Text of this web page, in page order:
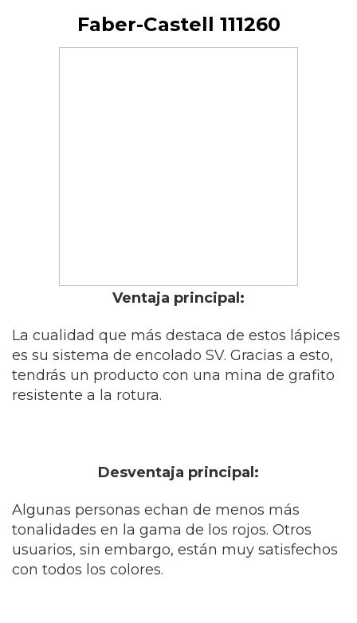
Faber-Castell 111260
Ventaja principal:
La cualidad que más destaca de estos lápices
es su sistema de encolado SV. Gracias a esto,
tendrás un producto con una mina de grafito
resistente a la rotura.
Desventaja principal:
Algunas personas echan de menos más
tonalidades en la gama de los rojos. Otros
usuarios, sin embargo, están muy satisfechos
con todos los colores.